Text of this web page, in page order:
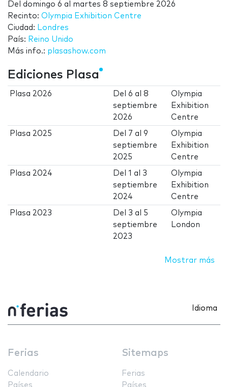
Del domingo 6 al martes 8 septiembre 2026
Recinto: Olympia Exhibition Centre
Ciudad: Londres
País: Reino Unido
Más info.: plasashow.com
Ediciones Plasa
Plasa 2026 Del6 al8
septiembre
2026
Olympia
Exhibition
Centre
Plasa 2025 Del 7 al9
septiembre
2025
Olympia
Exhibition
Centre
Plasa 2024 Del1 al 3
septiembre
2024
Olympia
Exhibition
Centre
Plasa 2023 Del 3 al 5
septiembre
2023
Olympia
London
Mostrar más
Idioma
Ferias
Calendario
Países
Sitemaps
Ferias
Países